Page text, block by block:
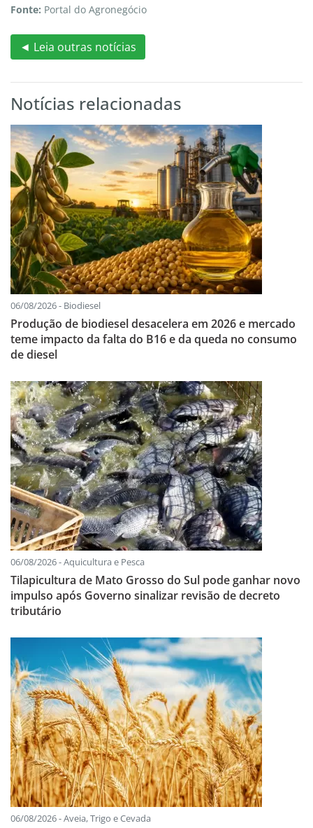
Fonte: Portal do Agronegócio
◄ Leia outras notícias
Notícias relacionadas
06/08/2026 - Biodiesel
Produção de biodiesel desacelera em 2026 e mercado
teme impacto da falta do B16 e da queda no consumo
de diesel
06/08/2026 - Aquicultura e Pesca
Tilapicultura de Mato Grosso do Sul pode ganhar novo
impulso após Governo sinalizar revisão de decreto
tributário
06/08/2026 - Aveia, Trigo e Cevada